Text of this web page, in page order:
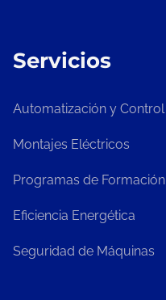
Servicios
Automatización y Control
Montajes Eléctricos
Programas de Formación
Eficiencia Energética
Seguridad de Máquinas